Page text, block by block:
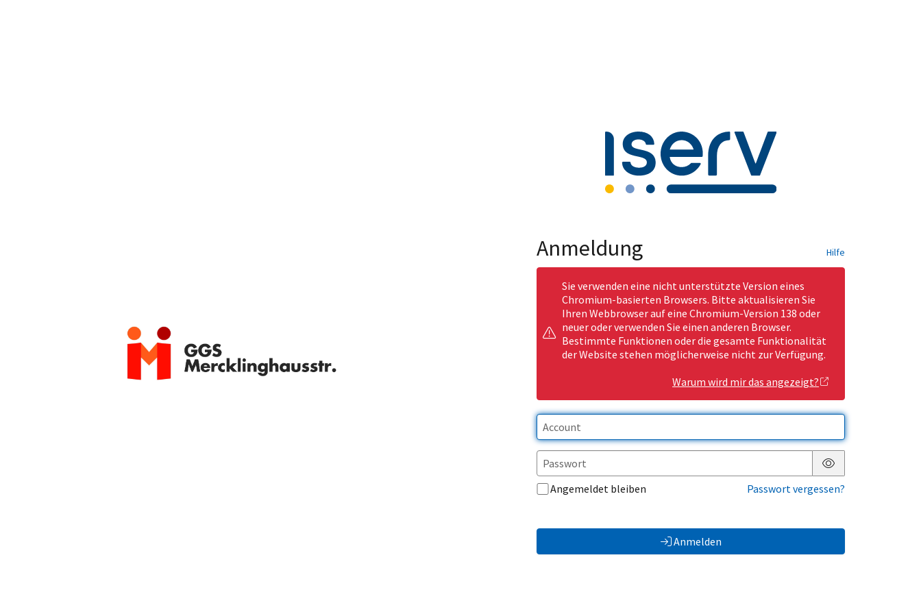
Anmeldung Hilfe
Sie verwenden eine nicht unterstützte Version eines
Chromium-basierten Browsers. Bitte aktualisieren Sie
Ihren Webbrowser auf eine Chromium-Version 138 oder
neuer oder verwenden Sie einen anderen Browser.
Bestimmte Funktionen oder die gesamte Funktionalität
der Website stehen möglicherweise nicht zur Verfügung.
Warum wird mir das angezeigt?
Passwort anzeigen
Angemeldet bleiben
Passwort vergessen?
Anmelden